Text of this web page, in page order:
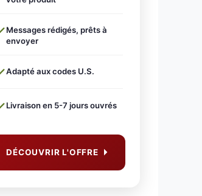
Messages rédigés, prêts à
envoyer
Adapté aux codes U.S.
Livraison en 5-7 jours ouvrés
DÉCOUVRIR L'OFFRE